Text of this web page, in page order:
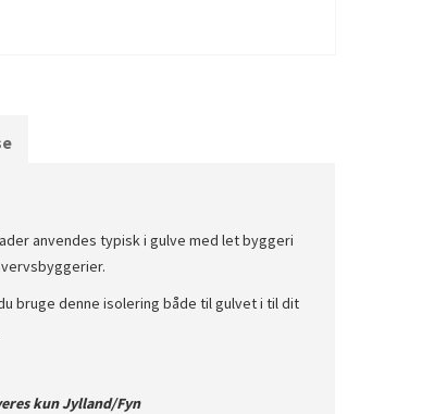
anvendes typisk i gulve med let byggeri
bruge denne isolering både til gulvet i til dit
kun Jylland/Fyn